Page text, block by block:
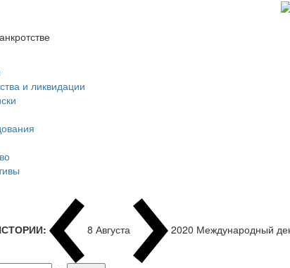
и ликвидации
8 Августа 2020 Международный